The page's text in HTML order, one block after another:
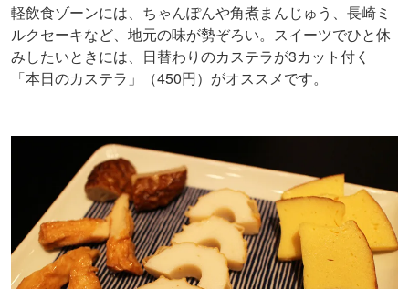
軽飲食ゾーンには、ちゃんぽんや角煮まんじゅう、長崎ミ
ルクセーキなど、地元の味が勢ぞろい。スイーツでひと休
みしたいときには、日替わりのカステラが3カット付く
「本日のカステラ」（450円）がオススメです。